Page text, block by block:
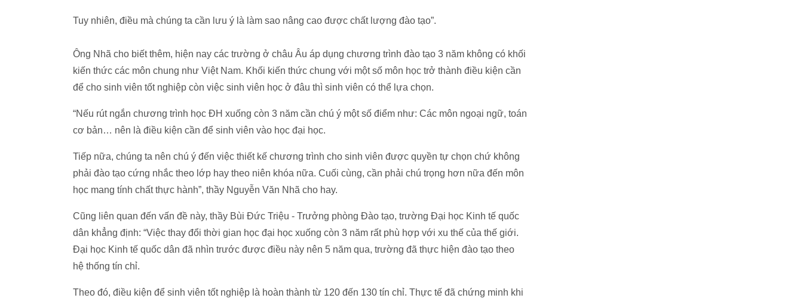
Tuy nhiên, điều mà chúng ta cần lưu ý là làm sao nâng cao được chất lượng đào tạo”.
Ông Nhã cho biết thêm, hiện nay các trường ở châu Âu áp dụng chương trình đào tạo 3 năm không có khối
kiến thức các môn chung như Việt Nam. Khối kiến thức chung với một số môn học trở thành điều kiện cần
để cho sinh viên tốt nghiệp còn việc sinh viên học ở đâu thì sinh viên có thể lựa chọn.
“Nếu rút ngắn chương trình học ĐH xuống còn 3 năm cần chú ý một số điểm như: Các môn ngoại ngữ, toán
cơ bản… nên là điều kiện cần để sinh viên vào học đại học.
Tiếp nữa, chúng ta nên chú ý đến việc thiết kế chương trình cho sinh viên được quyền tự chọn chứ không
phải đào tạo cứng nhắc theo lớp hay theo niên khóa nữa. Cuối cùng, cần phải chú trọng hơn nữa đến môn
học mang tính chất thực hành”, thầy Nguyễn Văn Nhã cho hay.
Cũng liên quan đến vấn đề này, thầy Bùi Đức Triệu - Trưởng phòng Đào tạo, trường Đại học Kinh tế quốc
dân khẳng định: “Việc thay đổi thời gian học đại học xuống còn 3 năm rất phù hợp với xu thế của thế giới.
Đại học Kinh tế quốc dân đã nhìn trước được điều này nên 5 năm qua, trường đã thực hiện đào tạo theo
hệ thống tín chỉ.
Theo đó, điều kiện để sinh viên tốt nghiệp là hoàn thành từ 120 đến 130 tín chỉ. Thực tế đã chứng minh khi